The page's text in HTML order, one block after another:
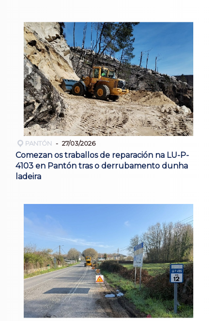
PANTÓN 27/03/2026
Comezan os traballos de reparación na LU-P-
4103 en Pantón tras o derrubamento dunha
ladeira